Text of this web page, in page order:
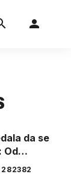
da se
Od
282382